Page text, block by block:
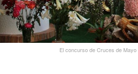
El concurso de Cruces de